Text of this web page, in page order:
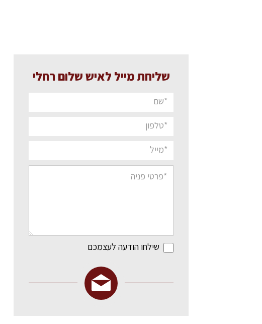
שליחת מייל לאיש שלום רחלי
שילחו הודעה לעצמכם